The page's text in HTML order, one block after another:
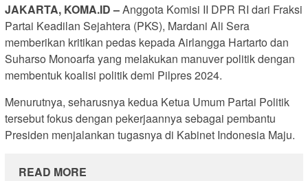
JAKARTA, KOMA.ID –Anggota Komisi II DPR RI dari Fraksi
Partai Keadilan Sejahtera (PKS), Mardani Ali Sera
memberikan kritikan pedas kepada Airlangga Hartarto dan
Suharso Monoarfa yang melakukan manuver politik dengan
membentuk koalisi politik demi Pilpres 2024.
Menurutnya, seharusnya kedua Ketua Umum Partai Politik
tersebut fokus dengan pekerjaannya sebagai pembantu
Presiden menjalankan tugasnya di Kabinet Indonesia Maju.
READ MORE